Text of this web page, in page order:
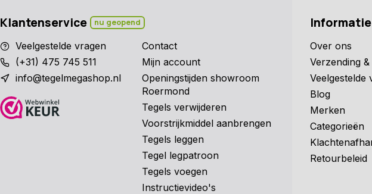
Klantenservice nu geopend
Veelgestelde vragen
(+31) 475 745 511
info@tegelmegashop.nl
Contact
Mijn account
Openingstijden showroom
Roermond
Tegels verwijderen
Voorstrijkmiddel aanbrengen
Tegels leggen
Tegel legpatroon
Tegels voegen
Instructievideo's
Informatie
Over ons
Verzending
Veelgestelde
Blog
Merken
Categorieën
Retourbeleid